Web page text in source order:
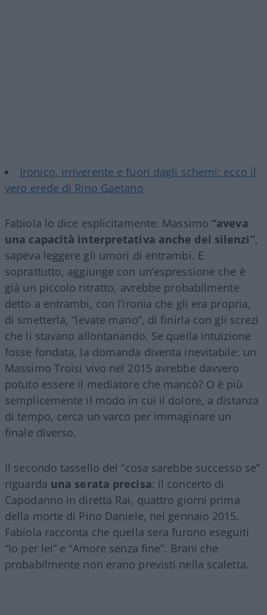
Ironico, irriverente e fuori dagli schemi: ecco il
vero erede di Rino Gaetano
Fabiola lo dice esplicitamente: Massimo “aveva
una capacità interpretativa anche dei silenzi”,
sapeva leggere gli umori di entrambi. E
soprattutto, aggiunge con un’espressione che è
già un piccolo ritratto, avrebbe probabilmente
detto a entrambi, con l’ironia che gli era propria,
di smetterla, “levate mano”, di finirla con gli screzi
che li stavano allontanando. Se quella intuizione
fosse fondata, la domanda diventa inevitabile: un
Massimo Troisi vivo nel 2015 avrebbe davvero
potuto essere il mediatore che mancò? O è più
semplicemente il modo in cui il dolore, a distanza
di tempo, cerca un varco per immaginare un
finale diverso.
Il secondo tassello del “cosa sarebbe successo se”
riguarda una serata precisa: il concerto di
Capodanno in diretta Rai, quattro giorni prima
della morte di Pino Daniele, nel gennaio 2015.
Fabiola racconta che quella sera furono eseguiti
“Io per lei” e “Amore senza fine”. Brani che
probabilmente non erano previsti nella scaletta.